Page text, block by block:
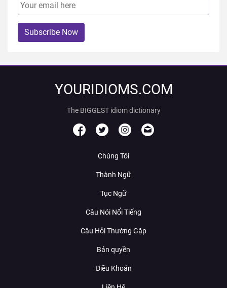
Subscribe Now
YOURIDIOMS.COM
The BIGGEST idiom dictionary
Chúng Tôi
Thành Ngữ
Tục Ngữ
Câu Nói Nổi Tiếng
Câu Hỏi Thường Gặp
Bản quyền
Điều Khoản